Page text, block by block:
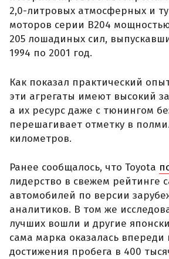
2,0-литровых атмосферных и
моторов серии B204
205 лошадиных сил,
1994 по 2001 год.
Как показал практический
эти агрегаты имеют высокий
а их ресурс даже с тюнингом
перешагивает отметку в
километров.
Ранее сообщалось, что Toyota
лидерство в свежем рейтинге
автомобилей по версии
аналитиков. В том же
лучших вошли и другие
сама марка оказалась впереди
достижения пробега в 400